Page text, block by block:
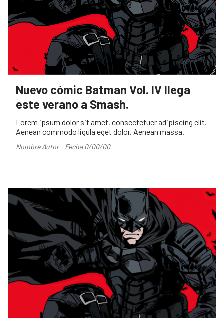
Nuevo cómic Batman Vol. IV llega
este verano a Smash.
Lorem ipsum dolor sit amet, consectetuer adipiscing elit.
Aenean commodo ligula eget dolor. Aenean massa.
Nombre Autor - Fecha 0/00/00